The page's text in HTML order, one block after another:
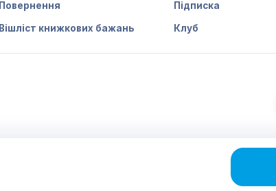
Повернення Підписка
Вішліст книжкових бажань Клуб